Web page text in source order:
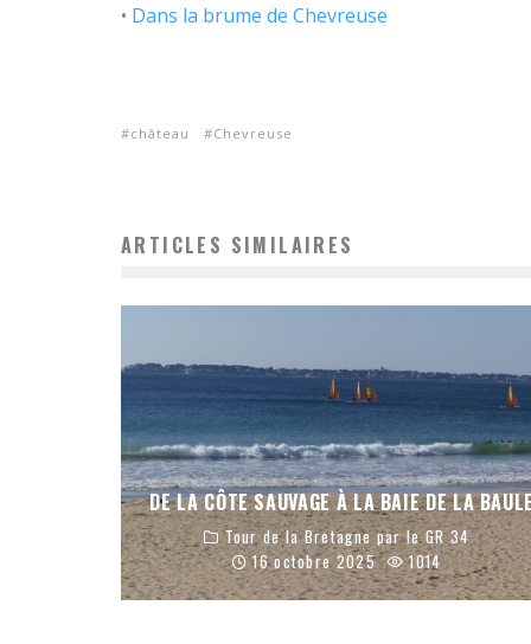
• Dans la brume de Chevreuse
château Chevreuse
ARTICLES SIMILAIRES
DE LA CÔTE SAUVAGE À LA BAIE DE LA
Tour de la Bretagne par le GR 34
16 octobre 2025
1014